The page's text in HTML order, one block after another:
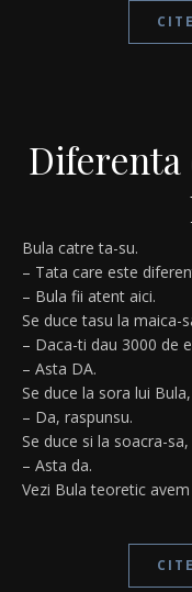
Bula catre ta-su.
– Tata care este
– Bula fii atent aici.
Se duce tasu la maica-
– Daca-ti dau 3000 de
– Asta DA.
Se duce la sora lui
– Da, raspunsu.
Se duce si la soacra-
– Asta da.
Vezi Bula teoretic